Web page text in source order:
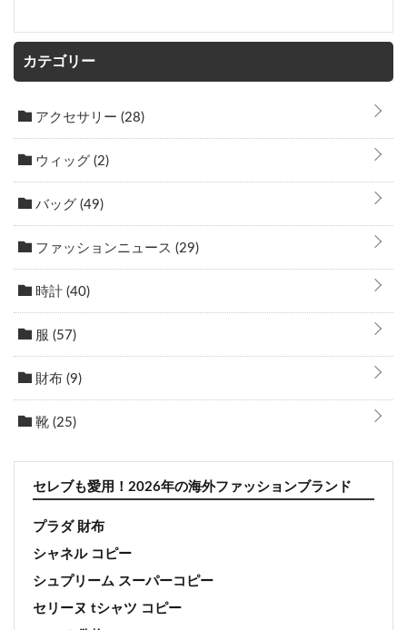
カテゴリー
アクセサリー (28)
ウィッグ (2)
バッグ (49)
ファッションニュース (29)
時計 (40)
服 (57)
財布 (9)
靴 (25)
セレブも愛用！2026年の海外ファッションブランド
プラダ 財布
シャネル コピー
シュプリーム スーパーコピー
セリーヌ tシャツ コピー